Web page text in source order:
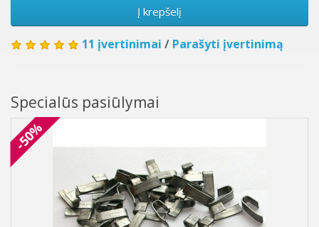
Į krepšelį
11 įvertinimai / Parašyti įvertinimą
Specialūs pasiūlymai
-50%